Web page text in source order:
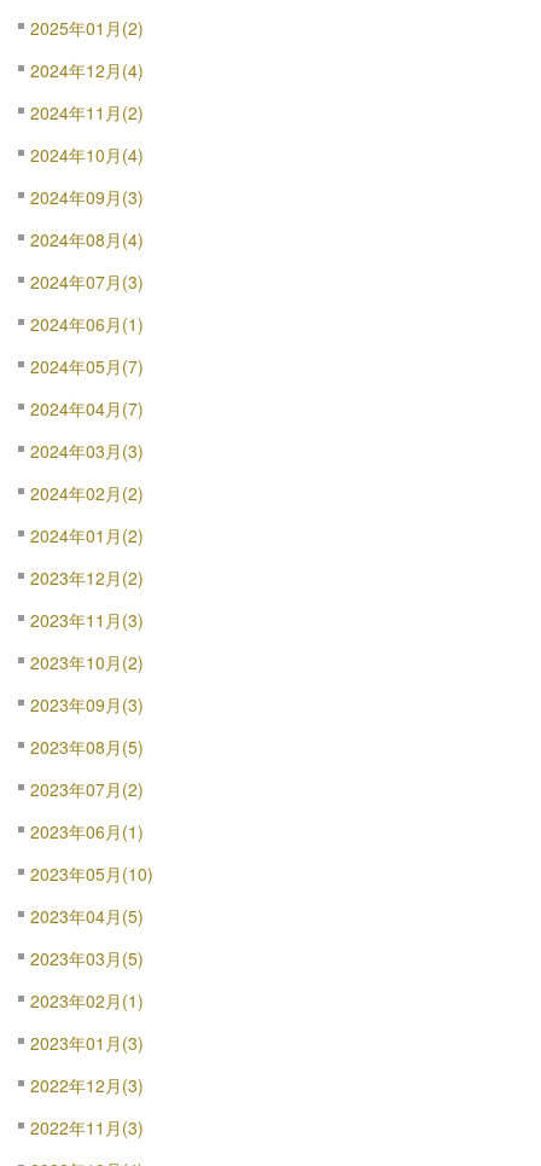
2025年01月(2)
2024年12月(4)
2024年11月(2)
2024年10月(4)
2024年09月(3)
2024年08月(4)
2024年07月(3)
2024年06月(1)
2024年05月(7)
2024年04月(7)
2024年03月(3)
2024年02月(2)
2024年01月(2)
2023年12月(2)
2023年11月(3)
2023年10月(2)
2023年09月(3)
2023年08月(5)
2023年07月(2)
2023年06月(1)
2023年05月(10)
2023年04月(5)
2023年03月(5)
2023年02月(1)
2023年01月(3)
2022年12月(3)
2022年11月(3)